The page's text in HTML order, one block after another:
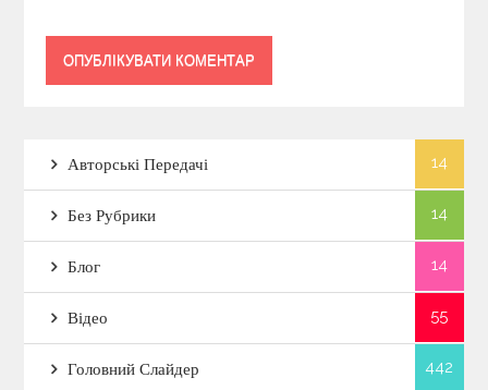
Авторські Передачі 14
Без Рубрики 14
Блог 14
Відео 55
Головний Слайдер 442